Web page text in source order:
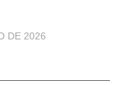
DE 2026